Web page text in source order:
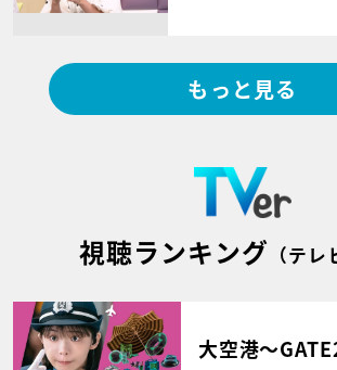
もっと見る
視聴ランキング （テレ
大空港～